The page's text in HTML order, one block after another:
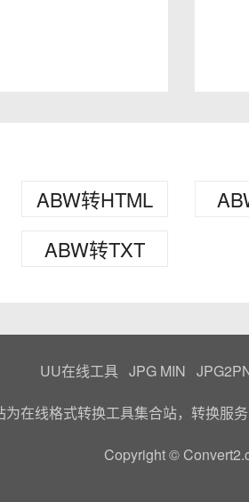
ABW转HTML
ABW转TXT
UU在线工具 JPG MIN
为在线格式转换工具集合站，转换服
Copyright ©